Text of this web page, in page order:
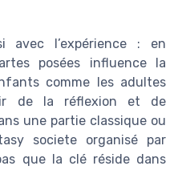
avec l’expérience : en
posées influence la
comme les adultes
de la réflexion et de
une partie classique ou
societe organisé par
que la clé réside dans